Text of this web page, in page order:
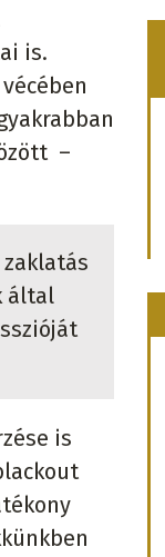
is.
–
által
is